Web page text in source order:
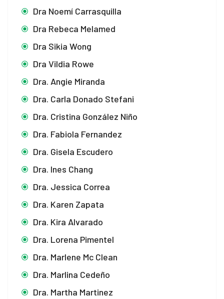
Dra Noemí Carrasquilla
Dra Rebeca Melamed
Dra Sikia Wong
Dra Vildia Rowe
Dra. Angie Miranda
Dra. Carla Donado Stefani
Dra. Cristina González Niño
Dra. Fabiola Fernandez
Dra. Gisela Escudero
Dra. Ines Chang
Dra. Jessica Correa
Dra. Karen Zapata
Dra. Kira Alvarado
Dra. Lorena Pimentel
Dra. Marlene Mc Clean
Dra. Marlina Cedeño
Dra. Martha Martinez